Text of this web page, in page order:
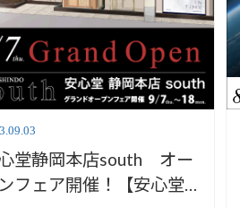
堂静岡本店south オー
フェア開催！【安心堂